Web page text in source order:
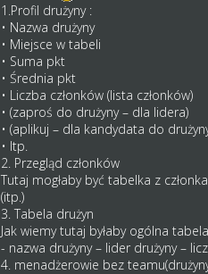
1.Profil drużyny :
• Nazwa drużyny
• Miejsce w tabeli
• Suma pkt
• Średnia pkt
• Liczba członków (lista członków)
• (zaproś do drużyny – dla lidera)
• (aplikuj – dla kandydata do
• Itp.
2. Przegląd członków
Tutaj mogłaby być tabelka z
(itp.)
3. Tabela drużyn
Jak wiemy tutaj byłaby ogólna
- nazwa drużyny – lider drużyny –
4. menadżerowie bez